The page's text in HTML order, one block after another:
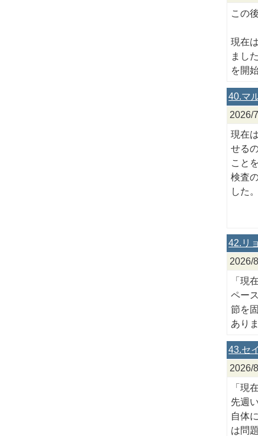
この
現在
まし
を開
40.マ
2026/
現在
せる
こと
検査
した。
42.リ
2026/
「現
ペー
節を
あり
43.セ
2026/
「現
先週
自体
は問